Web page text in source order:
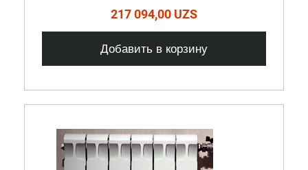
217 094,00 UZS
Добавить в корзину